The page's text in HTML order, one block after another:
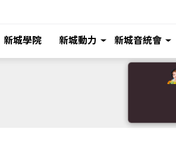
新城學院 新城動力 新城音統會